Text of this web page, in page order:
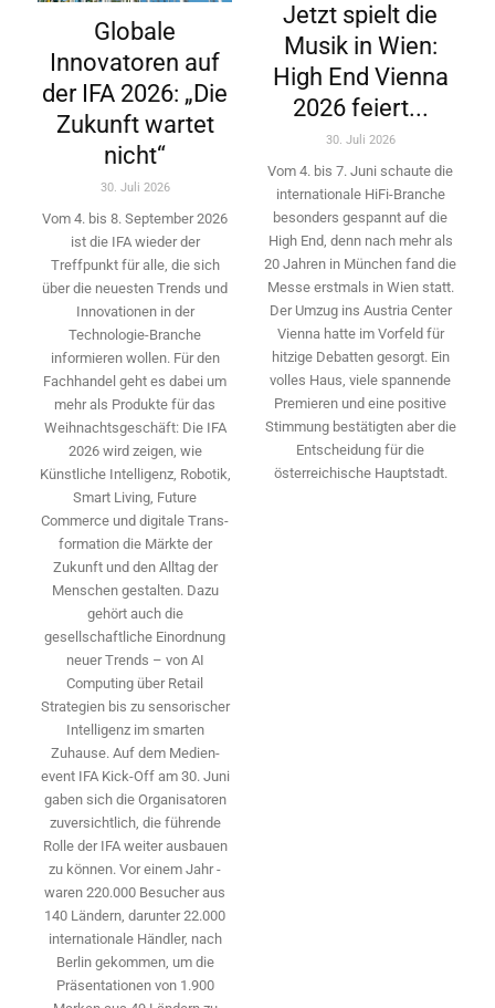
Globale
Innovatoren auf
der IFA 2026: „Die
Zukunft wartet
nicht“
30. Juli 2026
Vom 4. bis 8. September 2026
ist die IFA wieder der
Treffpunkt für alle, die sich
über die neuesten Trends und
Innovationen in der
Technologie-­Branche
informieren wollen. Für den
Fachhandel geht es dabei um
mehr als Produkte für das
Weihnachtsgeschäft: Die IFA
2026 wird ­zeigen, wie
Künstliche Intelligenz, Robotik,
Smart Living, Future
Commerce und digitale Trans­
formation die Märkte der
Zukunft und den Alltag der
Menschen gestalten. Dazu
gehört auch die
gesellschaftliche Einordnung
neuer Trends – von AI
Computing über Retail
Strategien bis zu sensorischer
Intelligenz im smarten
Zuhause. Auf dem Medien­
event IFA Kick-Off am 30. Juni
gaben sich die Organisatoren
zuversichtlich, die führende
Rolle der IFA weiter ausbauen
zu können. Vor einem Jahr ­
waren 220.000 Besucher aus
140 ­Ländern, ­darunter 22.000
internationale Händler, nach
Berlin gekommen, um die
Präsen­tationen von 1.900
Jetzt spielt die
Musik in Wien:
High End Vienna
2026 feiert...
30. Juli 2026
Vom 4. bis 7. Juni schaute die
internationale HiFi-Branche
besonders gespannt auf die
High End, denn nach mehr als
20 Jahren in München fand die
Messe erstmals in Wien statt.
Der Umzug ins Austria Center
Vienna hatte im Vorfeld für
hitzige Debatten gesorgt. Ein
volles Haus, viele spannende
Premieren und eine positive
Stimmung bestätigten aber die
Entscheidung für die
österreichische Hauptstadt.